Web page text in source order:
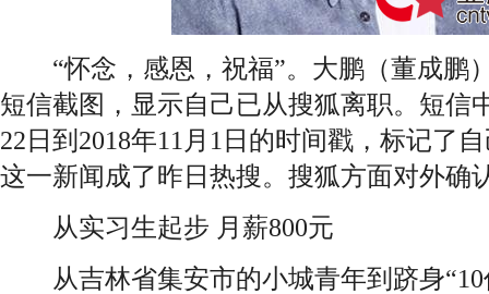
“怀念，感恩，祝福”。大鹏（董成鹏
短信截图，显示自己已从搜狐离职。短信
22日到2018年11月1日的时间戳，标记了
这一新闻成了昨日热搜。搜狐方面对外确
从实习生起步 月薪800元
从吉林省集安市的小城青年到跻身“10